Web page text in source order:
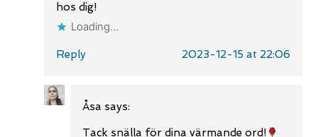
hos dig!
Loading...
Reply 2023-12-15 at 22:06
Åsa says:
Tack snälla för dina värmande ord!